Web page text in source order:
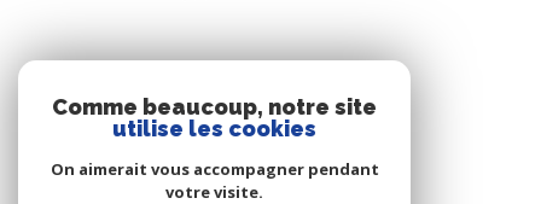
NOUS SUIVRE
Comme beaucoup, notre site
utilise les cookies
On aimerait vous accompagner pendant
votre visite.